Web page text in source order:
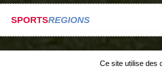
SPORTSREGIONS
Ce site utilise des